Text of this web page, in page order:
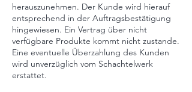
herauszunehmen. Der Kunde wird hierauf
entsprechend in der Auftragsbestätigung
hingewiesen. Ein Vertrag über nicht
verfügbare Produkte kommt nicht zustande.
Eine eventuelle Überzahlung des Kunden
wird unverzüglich vom Schachtelwerk
erstattet.